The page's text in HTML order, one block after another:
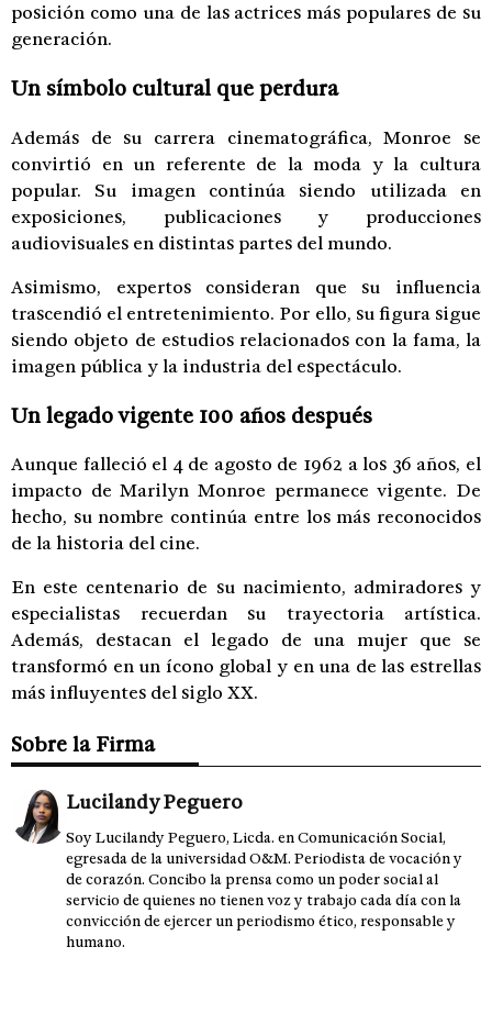
posición como una de las actrices más populares de su
generación.
Un símbolo cultural que perdura
Además de su carrera cinematográfica, Monroe se
convirtió en un referente de la moda y la cultura
popular. Su imagen continúa siendo utilizada en
exposiciones, publicaciones y producciones
audiovisuales en distintas partes del mundo.
Asimismo, expertos consideran que su influencia
trascendió el entretenimiento. Por ello, su figura sigue
siendo objeto de estudios relacionados con la fama, la
imagen pública y la industria del espectáculo.
Un legado vigente 100 años después
Aunque falleció el 4 de agosto de 1962 a los 36 años, el
impacto de Marilyn Monroe permanece vigente. De
hecho, su nombre continúa entre los más reconocidos
de la historia del cine.
En este centenario de su nacimiento, admiradores y
especialistas recuerdan su trayectoria artística.
Además, destacan el legado de una mujer que se
transformó en un ícono global y en una de las estrellas
más influyentes del siglo XX.
Sobre la Firma
Lucilandy Peguero
Soy Lucilandy Peguero, Licda. en Comunicación Social,
egresada de la universidad O&M. Periodista de vocación y
de corazón. Concibo la prensa como un poder social al
servicio de quienes no tienen voz y trabajo cada día con la
convicción de ejercer un periodismo ético, responsable y
humano.